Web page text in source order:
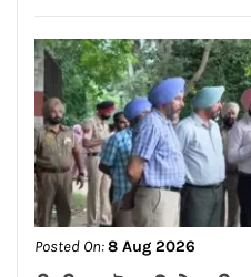
Posted On:8 Aug 2026
जालंधर कैंट के लोगों
समस्याओं का समाधान
पर करूंगा प्रयास —